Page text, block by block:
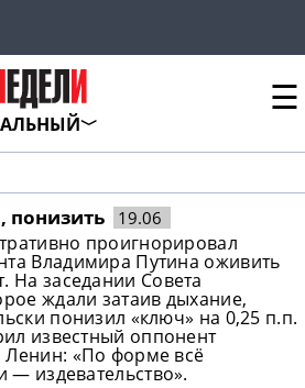
☰
понизить 19.06
проигнорировал
Владимира Путина оживить
На заседании Совета
ждали затаив дыхание,
понизил «ключ» на 0,25 п.п.
известный оппонент
«По форме всё
— издевательство».